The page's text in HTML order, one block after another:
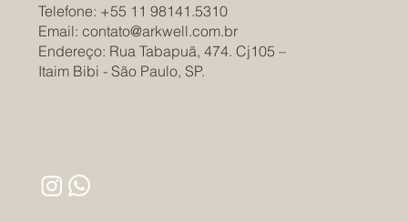
Telefone: +55 11 98141.5310
Email: ​contato@arkwell.com.br
Endereço: Rua Tabapuã, 474. Cj105 –
Itaim Bibi - São Paulo, SP.